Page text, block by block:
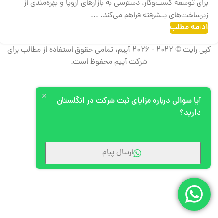
برای توسعه کسب‌وکار، دسترسی به بازارهای اروپا و بهره‌مندی از
زیرساخت‌های پیشرفته فراهم می‌کند. ...
ادامه مطلب
کپی رایت © 2022 - 2026 آپیم، تمامی حقوق استفاده از مطالب برای
شرکت آپیم محفوظ است.
آیا سوالی درباره مزایای ثبت شرکت در انگلستان
دارید؟
ارسال پیام